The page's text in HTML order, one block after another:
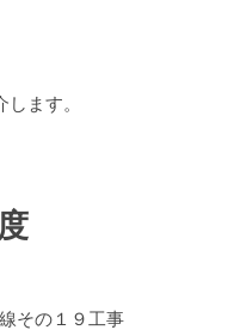
ます。
その１９工事